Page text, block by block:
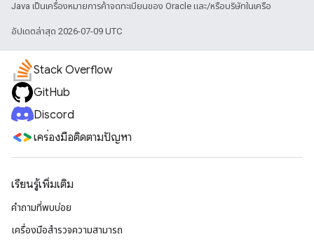
Java เป็นเครื่องหมายการค้าจดทะเบียนของ Oracle และ/หรือบริษัทในเครือ
อัปเดตล่าสุด 2026-07-09 UTC
Stack Overflow
GitHub
Discord
เครื่องมือติดตามปัญหา
เรียนรู้เพิ่มเติม
คำถามที่พบบ่อย
เครื่องมือสำรวจความสามารถ